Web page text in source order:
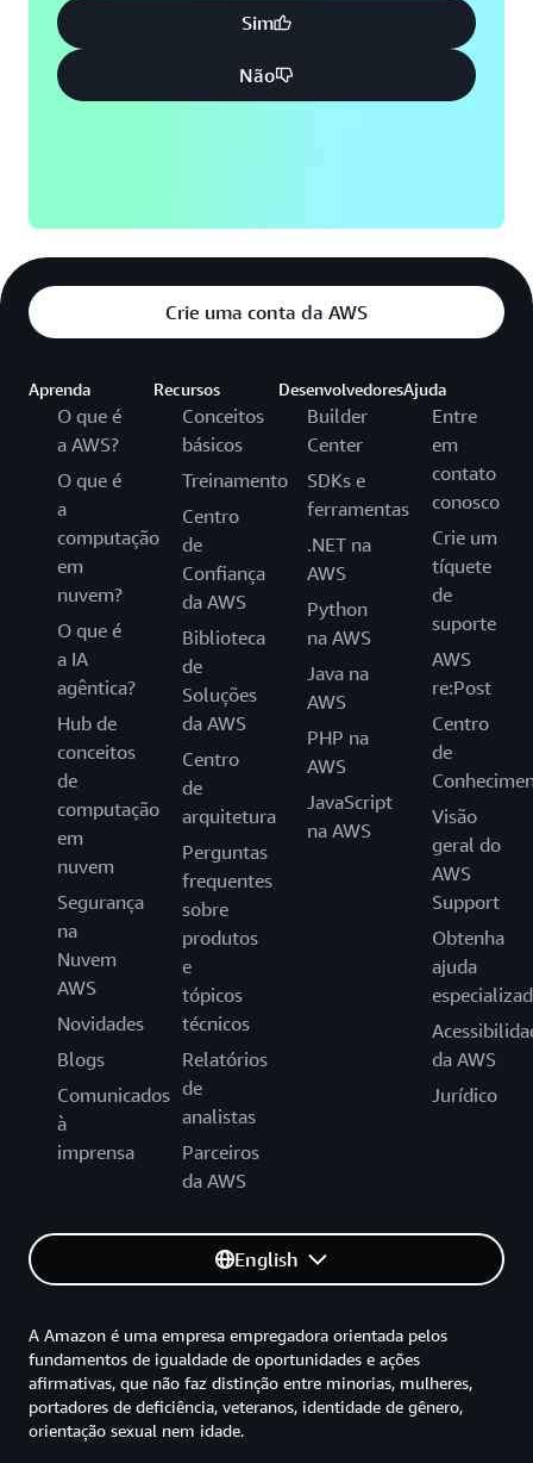
Sim
Não
Crie uma conta da AWS
Aprenda
O que é
a AWS?
O que é
a
computação
em
nuvem?
O que é
a IA
agêntica?
Hub de
conceitos
de
computação
em
nuvem
Segurança
na
Nuvem
AWS
Novidades
Blogs
Comunicados
à
imprensa
Recursos
Conceitos
básicos
Treinamento
Centro
de
Confiança
da AWS
Biblioteca
de
Soluções
da AWS
Centro
de
arquitetura
Perguntas
frequentes
sobre
produtos
e
tópicos
técnicos
Relatórios
de
analistas
Parceiros
da AWS
Desenvolvedores
Builder
Center
SDKs e
ferramentas
.NET na
AWS
Python
na AWS
Java na
AWS
PHP na
AWS
JavaScript
na AWS
Ajuda
Entre
em
contato
conosco
Crie um
tíquete
de
suporte
AWS
re:Post
Centro
de
Visão
geral do
AWS
Support
Obtenha
ajuda
da AWS
Jurídico
English
A Amazon é uma empresa empregadora orientada pelos
fundamentos de igualdade de oportunidades e ações
afirmativas, que não faz distinção entre minorias, mulheres,
portadores de deficiência, veteranos, identidade de gênero,
orientação sexual nem idade.